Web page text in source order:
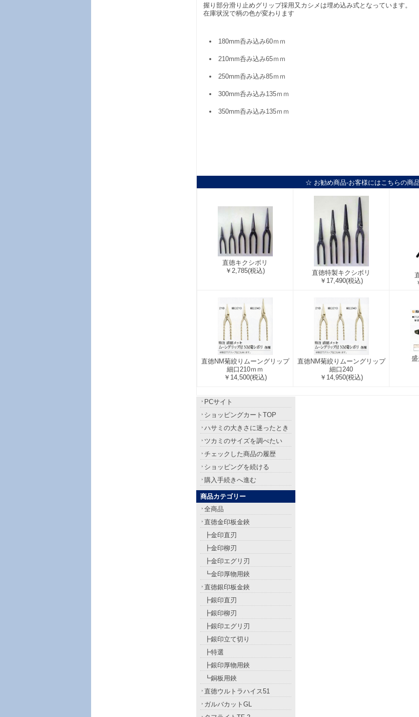
握り部分滑り止めグリップ採用又カシメは埋め込み式となっています。
在庫状況で柄の色が変わります
180mm呑み込み60ｍｍ
210mm呑み込み65ｍｍ
250mm呑み込み85ｍｍ
300mm呑み込み135ｍｍ
350mm呑み込み135ｍｍ
☆ お勧め商品-お客様にはこちらの商
直徳キクシボリ
￥2,785(税込)
直徳特製キクシボリ
￥17,490(税込)
直徳NM菊絞りムーングリップ
細口210ｍｍ
￥14,500(税込)
直徳NM菊絞りムーングリップ
細口240
￥14,950(税込)
PCサイト
ショッピングカートTOP
ハサミの大きさに迷ったとき
ツカミのサイズを調べたい
チェックした商品の履歴
ショッピングを続ける
購入手続きへ進む
商品カテゴリー
全商品
直徳金印板金鋏
┣金印直刃
┣金印柳刃
┣金印エグリ刃
┗金印厚物用鋏
直徳銀印板金鋏
┣銀印直刃
┣銀印柳刃
┣銀印エグリ刃
┣銀印立て切り
┣特選
┣銀印厚物用鋏
┗銅板用鋏
直徳ウルトラハイス51
ガルバカットGL